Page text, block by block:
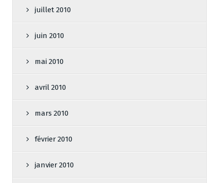
juillet 2010
juin 2010
mai 2010
avril 2010
mars 2010
février 2010
janvier 2010